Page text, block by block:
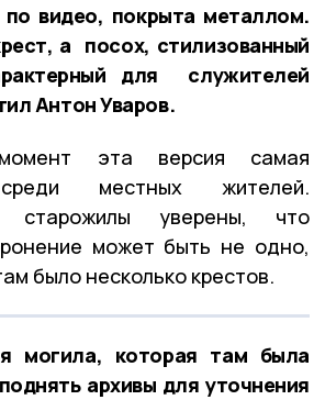
по видео, покрыта металлом.
а посох, стилизованный
для служителей
Антон Уваров.
эта версия самая
местных жителей.
старожилы уверены, что
может быть не одно,
было несколько крестов.
могила, которая там была
архивы для уточнения